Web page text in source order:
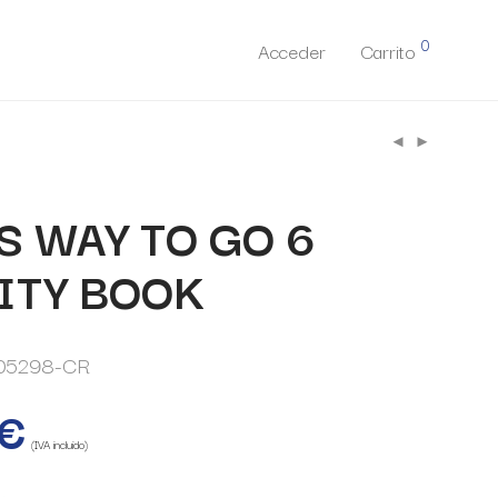
Acceder Carrito 0
WAY TO GO 6
BOOK
CR
(IVA incluido)